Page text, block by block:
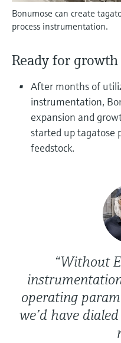
Visor de dispositivos
Buscador de repuestos
Encuentre repuestos por raíz
código de pedido o número de
electromecánico
microondas
Level measurement
Ver todos
Medición mediante
Memosens technology
Ver todos
la transparencia de los
para una toma de
Bonumose can create
process instrumentation.
Ready for growth
After months of
instrumentation,
expansion and
started up tagatose
feedstock.
“Without
operating
we’d have